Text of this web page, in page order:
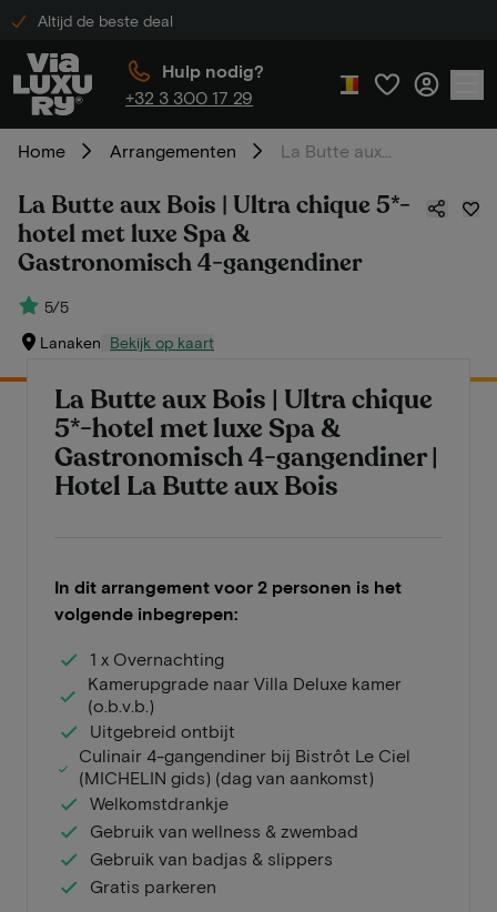
Altijd de beste deal
Hulp nodig?
+32 3 300 17 29
Home Arrangementen
La Butte aux Bois | Ultra chique 5*-
hotel met luxe Spa &
Gastronomisch 4-gangendiner
5/5
Lanaken Bekijk op kaart
La Butte aux Bois | Ultra chique
5*-hotel met luxe Spa &
Gastronomisch 4-gangendiner |
Hotel La Butte aux Bois
In dit arrangement voor 2 personen is het
volgende inbegrepen:
1 x Overnachting
Kamerupgrade naar Villa Deluxe kamer
(o.b.v.b.)
Uitgebreid ontbijt
Culinair 4-gangendiner bij Bistrôt Le Ciel
(MICHELIN gids) (dag van aankomst)
Welkomstdrankje
Gebruik van wellness & zwembad
Gebruik van badjas & slippers
Gratis parkeren